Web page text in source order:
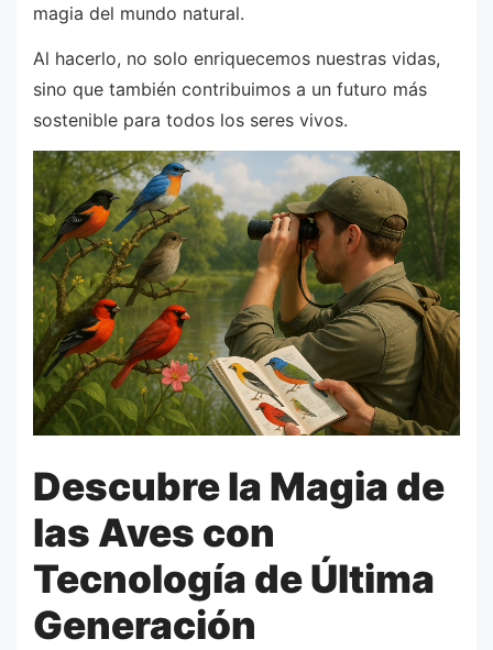
magia del mundo natural.
Al hacerlo, no solo enriquecemos nuestras vidas,
sino que también contribuimos a un futuro más
sostenible para todos los seres vivos.
Descubre la Magia de
las Aves con
Tecnología de Última
Generación